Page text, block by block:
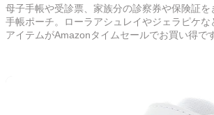
母子手帳や受診票、家族分の診察券や保険証
手帳ポーチ。ローラアシュレイやジェラピケ
アイテムがAmazonタイムセールでお買い得で